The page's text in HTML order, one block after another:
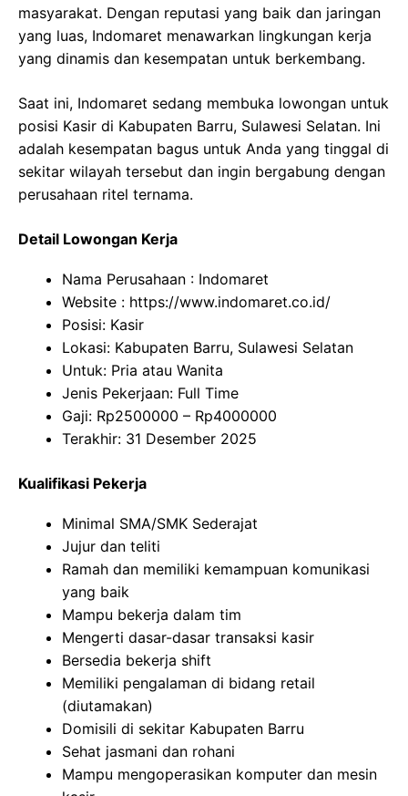
masyarakat. Dengan reputasi yang baik dan jaringan
yang luas, Indomaret menawarkan lingkungan kerja
yang dinamis dan kesempatan untuk berkembang.
Saat ini, Indomaret sedang membuka lowongan untuk
posisi Kasir di Kabupaten Barru, Sulawesi Selatan. Ini
adalah kesempatan bagus untuk Anda yang tinggal di
sekitar wilayah tersebut dan ingin bergabung dengan
perusahaan ritel ternama.
Detail Lowongan Kerja
Nama Perusahaan : Indomaret
Website : https://www.indomaret.co.id/
Posisi: Kasir
Lokasi: Kabupaten Barru, Sulawesi Selatan
Untuk: Pria atau Wanita
Jenis Pekerjaan: Full Time
Gaji: Rp2500000 – Rp4000000
Terakhir: 31 Desember 2025
Kualifikasi Pekerja
Minimal SMA/SMK Sederajat
Jujur dan teliti
Ramah dan memiliki kemampuan komunikasi
yang baik
Mampu bekerja dalam tim
Mengerti dasar-dasar transaksi kasir
Bersedia bekerja shift
Memiliki pengalaman di bidang retail
(diutamakan)
Domisili di sekitar Kabupaten Barru
Sehat jasmani dan rohani
Mampu mengoperasikan komputer dan mesin